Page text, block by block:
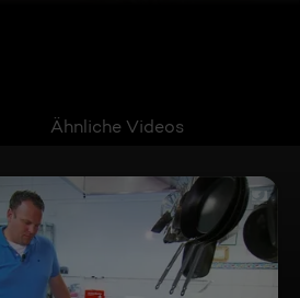
Ähnliche Videos